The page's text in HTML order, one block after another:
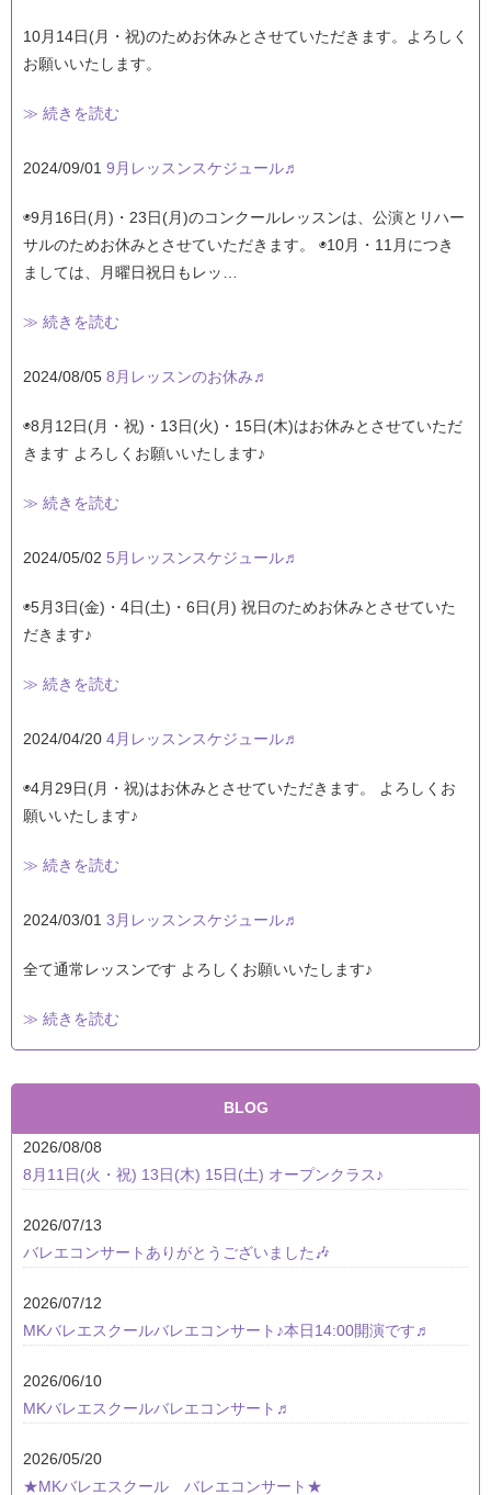
10月14日(月・祝)のためお休みとさせていただきます。よろしく
お願いいたします。
≫ 続きを読む
2024/09/01 9月レッスンスケジュール♬
◉9月16日(月)・23日(月)のコンクールレッスンは、公演とリハー
サルのためお休みとさせていただきます。 ◉10月・11月につき
ましては、月曜日祝日もレッ…
≫ 続きを読む
2024/08/05 8月レッスンのお休み♬
◉8月12日(月・祝)・13日(火)・15日(木)はお休みとさせていただ
きます よろしくお願いいたします♪
≫ 続きを読む
2024/05/02 5月レッスンスケジュール♬
◉5月3日(金)・4日(土)・6日(月) 祝日のためお休みとさせていた
だきます♪
≫ 続きを読む
2024/04/20 4月レッスンスケジュール♬
◉4月29日(月・祝)はお休みとさせていただきます。 よろしくお
願いいたします♪
≫ 続きを読む
2024/03/01 3月レッスンスケジュール♬
全て通常レッスンです よろしくお願いいたします♪
≫ 続きを読む
BLOG
2026/08/08
8月11日(火・祝) 13日(木) 15日(土) オープンクラス♪
2026/07/13
バレエコンサートありがとうございました🎶
2026/07/12
MKバレエスクールバレエコンサート♪本日14:00開演です♬
2026/06/10
MKバレエスクールバレエコンサート♬
2026/05/20
★MKバレエスクール バレエコンサート★